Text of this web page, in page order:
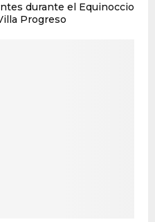
durante el Equinoccio
Progreso